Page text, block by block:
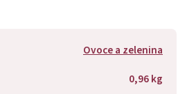
Ovoce a zelenina
0,96 kg